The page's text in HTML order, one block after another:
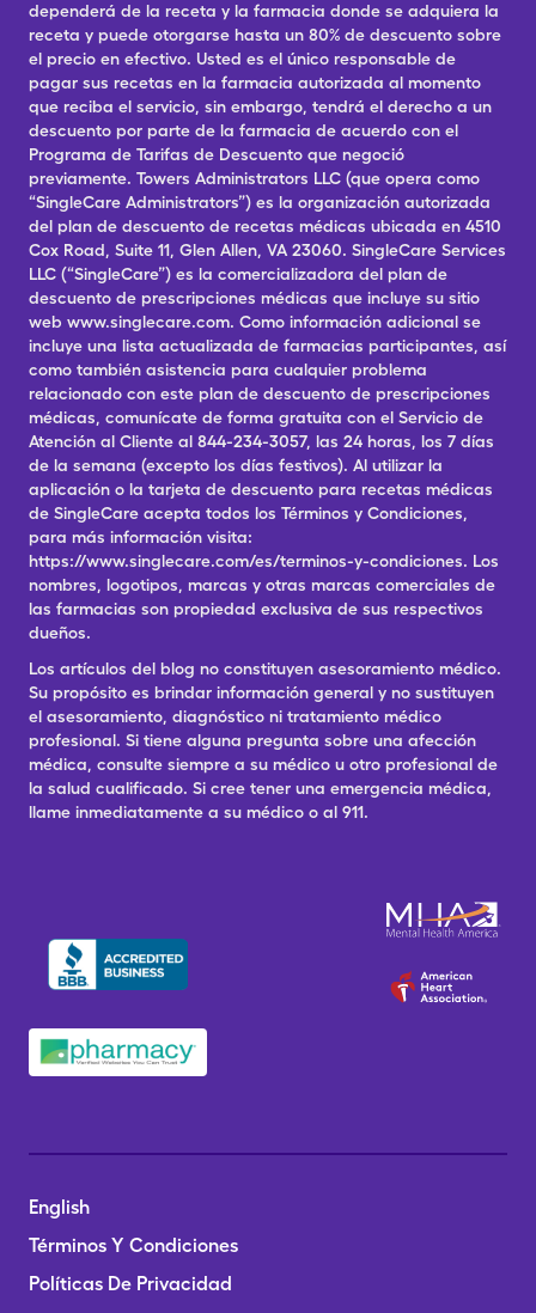
dependerá de la receta y la farmacia donde se adquiera la
receta y puede otorgarse hasta un 80% de descuento sobre
el precio en efectivo. Usted es el único responsable de
pagar sus recetas en la farmacia autorizada al momento
que reciba el servicio, sin embargo, tendrá el derecho a un
descuento por parte de la farmacia de acuerdo con el
Programa de Tarifas de Descuento que negoció
previamente. Towers Administrators LLC (que opera como
“SingleCare Administrators”) es la organización autorizada
del plan de descuento de recetas médicas ubicada en 4510
Cox Road, Suite 11, Glen Allen, VA 23060. SingleCare Services
LLC (“SingleCare”) es la comercializadora del plan de
descuento de prescripciones médicas que incluye su sitio
web www.singlecare.com. Como información adicional se
incluye una lista actualizada de farmacias participantes, así
como también asistencia para cualquier problema
relacionado con este plan de descuento de prescripciones
médicas, comunícate de forma gratuita con el Servicio de
Atención al Cliente al 844-234-3057, las 24 horas, los 7 días
de la semana (excepto los días festivos). Al utilizar la
aplicación o la tarjeta de descuento para recetas médicas
de SingleCare acepta todos los Términos y Condiciones,
para más información visita:
https://www.singlecare.com/es/terminos-y-condiciones. Los
nombres, logotipos, marcas y otras marcas comerciales de
las farmacias son propiedad exclusiva de sus respectivos
dueños.
Los artículos del blog no constituyen asesoramiento médico.
Su propósito es brindar información general y no sustituyen
el asesoramiento, diagnóstico ni tratamiento médico
profesional. Si tiene alguna pregunta sobre una afección
médica, consulte siempre a su médico u otro profesional de
la salud cualificado. Si cree tener una emergencia médica,
llame inmediatamente a su médico o al 911.
English
Términos Y Condiciones
Políticas De Privacidad